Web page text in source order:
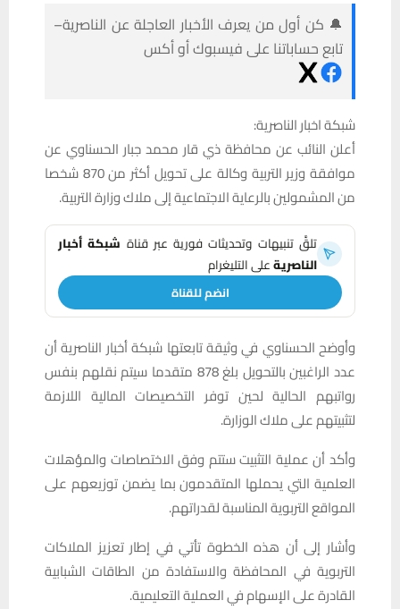
🔔 كن أول من يعرف الأخبار العاجلة عن الناصرية–
تابع حساباتنا على فيسبوك أو أكس
شبكة اخبار الناصرية:
أعلن النائب عن محافظة ذي قار محمد جبار الحسناوي عن
موافقة وزير التربية وكالة على تحويل أكثر من 870 شخصا
من المشمولين بالرعاية الاجتماعية إلى ملاك وزارة التربية.
تلقَّ تنبيهات وتحديثات فورية عبر قناة شبكة أخبار
الناصريةعلى التليغرام
انضم للقناة
وأوضح الحسناوي في وثيقة تابعتها شبكة أخبار الناصرية أن
عدد الراغبين بالتحويل بلغ 878 متقدما سيتم نقلهم بنفس
رواتبهم الحالية لحين توفر التخصيصات المالية اللازمة
لتثبيتهم على ملاك الوزارة.
وأكد أن عملية التثبيت ستتم وفق الاختصاصات والمؤهلات
العلمية التي يحملها المتقدمون بما يضمن توزيعهم على
المواقع التربوية المناسبة لقدراتهم.
وأشار إلى أن هذه الخطوة تأتي في إطار تعزيز الملاكات
التربوية في المحافظة والاستفادة من الطاقات الشبابية
القادرة على الإسهام في العملية التعليمية.